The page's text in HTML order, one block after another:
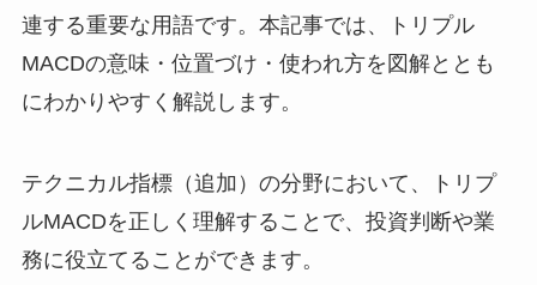
連する重要な用語です。本記事では、トリプル
MACDの意味・位置づけ・使われ方を図解ととも
にわかりやすく解説します。
テクニカル指標（追加）の分野において、トリプ
ルMACDを正しく理解することで、投資判断や業
務に役立てることができます。